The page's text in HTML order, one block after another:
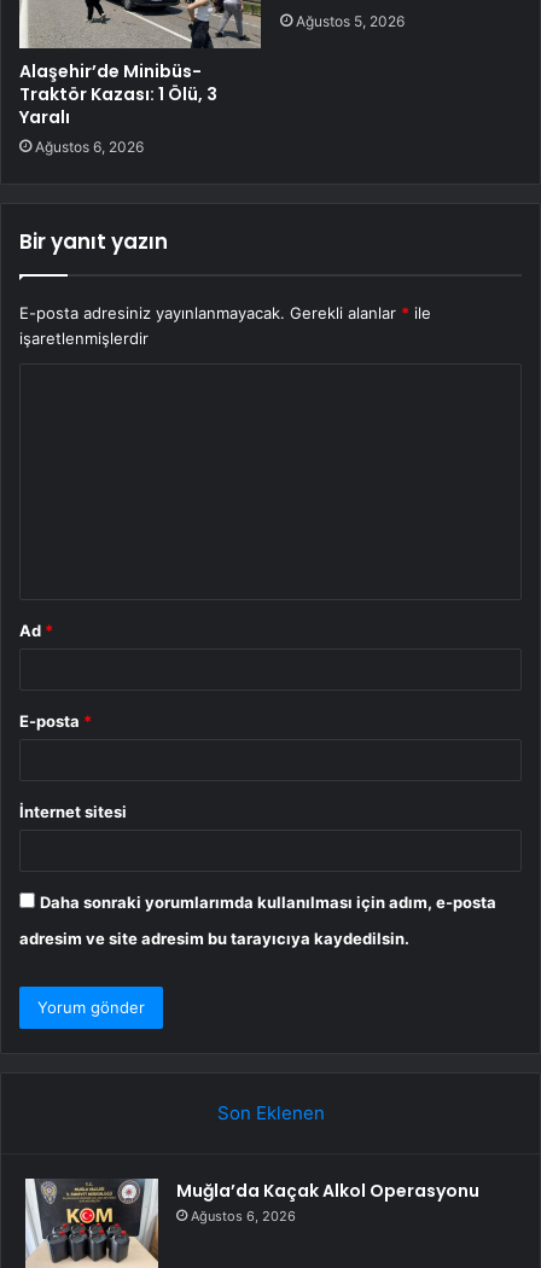
Alaşehir’de Minibüs-
Traktör Kazası: 1 Ölü, 3
Yaralı
Ağustos 6, 2026
Ağustos 5, 2026
Bir yanıt yazın
E-posta adresiniz yayınlanmayacak. Gerekli alanlar * ile
işaretlenmişlerdir
Ad *
E-posta *
İnternet sitesi
Daha sonraki yorumlarımda kullanılması için adım, e-posta
adresim ve site adresim bu tarayıcıya kaydedilsin.
Son Eklenen
Muğla’da Kaçak Alkol Operasyonu
Ağustos 6, 2026